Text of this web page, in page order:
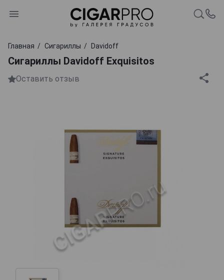
Главная Сигариллы Davidoff
Сигариллы Davidoff Exquisitos
Оставить отзыв